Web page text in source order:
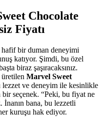
Chocolate
Fiyatı
hafif bir duman deneyimi
katıyor. Şimdi, bu özel
biraz şaşıracaksınız.
Marvel Sweet
lezzet ve deneyim ile kesinlikle
bir seçenek. “Peki, bu fiyat ne
bana, bu lezzetli
kuruşu hak ediyor.